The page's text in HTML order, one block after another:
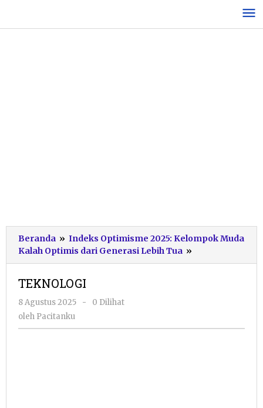
konten
Beranda » Indeks Optimisme 2025: Kelompok Muda
Kalah Optimis dari Generasi Lebih Tua »
TEKNOLOGI
8 Agustus 2025
oleh
-
0 Dilihat
oleh Pacitanku